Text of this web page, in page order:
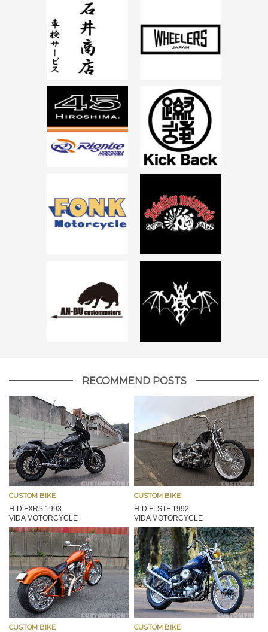
RECOMMEND POSTS
CUSTOM BIKE
H-D FXRS 1993
VIDA MOTORCYCLE
CUSTOM BIKE
H-D FLSTF 1992
VIDA MOTORCYCLE
CUSTOM BIKE
CUSTOM BIKE